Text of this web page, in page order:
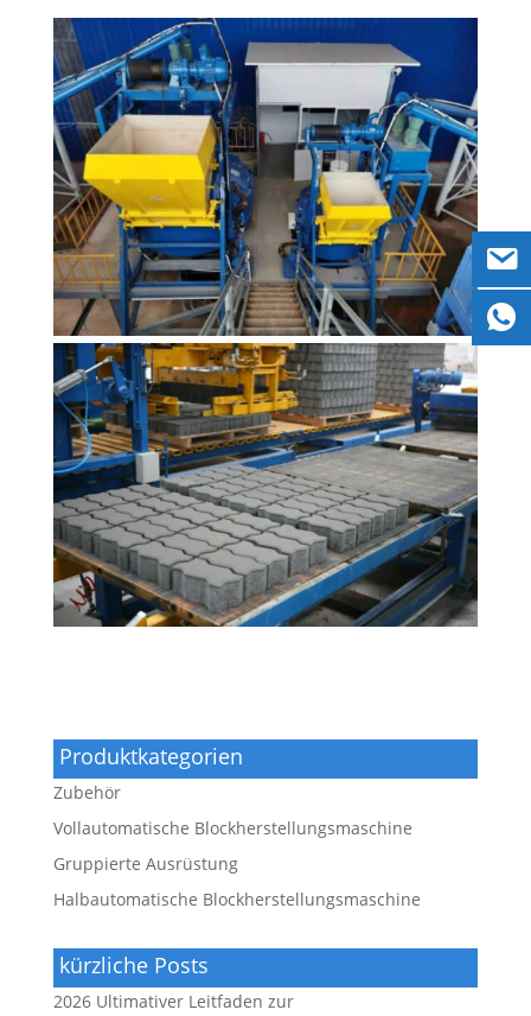
Produktkategorien
Zubehör
Vollautomatische Blockherstellungsmaschine
Gruppierte Ausrüstung
Halbautomatische Blockherstellungsmaschine
kürzliche Posts
2026 Ultimativer Leitfaden zur